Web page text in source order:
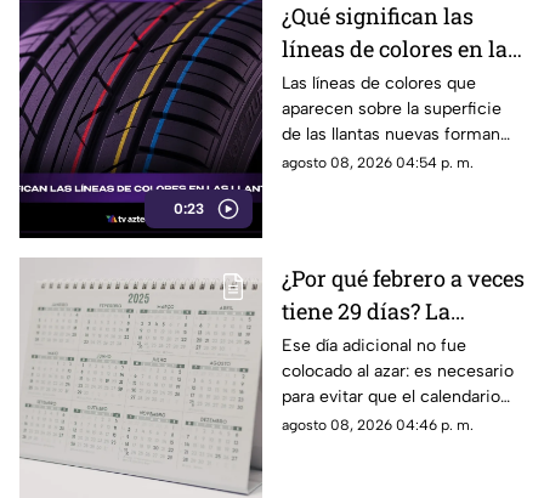
0:23
¿Qué significan las
líneas de colores en las
llantas nuevas?
Las líneas de colores que
aparecen sobre la superficie
de las llantas nuevas forman
parte del proceso de
agosto 08, 2026 04:54 p. m.
¿Por qué febrero a veces
tiene 29 días? La
curiosa razón detrás de
los años bisiestos
Ese día adicional no fue
colocado al azar: es necesario
para evitar que el calendario
pierda sincronía con las
agosto 08, 2026 04:46 p. m.